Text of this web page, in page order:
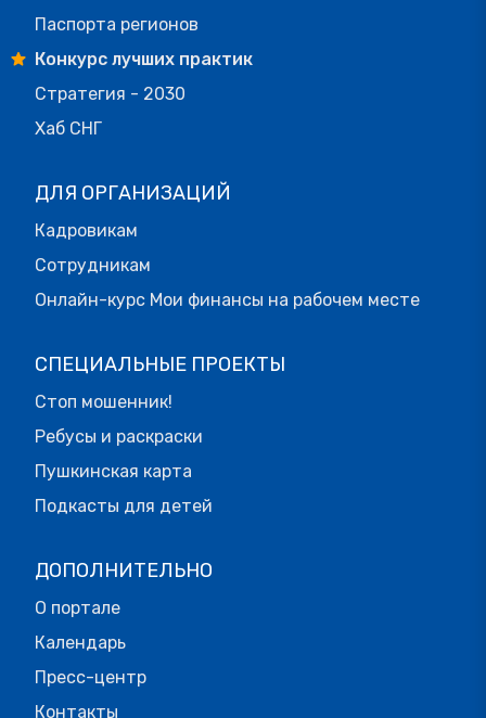
Паспорта регионов
Конкурс лучших практик
Стратегия - 2030
Хаб СНГ
ДЛЯ ОРГАНИЗАЦИЙ
Кадровикам
Сотрудникам
Онлайн-курс Мои финансы на рабочем месте
СПЕЦИАЛЬНЫЕ ПРОЕКТЫ
Стоп мошенник!
Ребусы и раскраски
Пушкинская карта
Подкасты для детей
ДОПОЛНИТЕЛЬНО
О портале
Календарь
Пресс-центр
Контакты